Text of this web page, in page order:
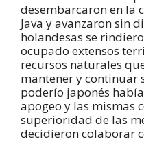
desembarcaron en la
Java y avanzaron sin
holandesas se
ocupado extensos
recursos naturales
mantener y continuar
poderío japonés
apogeo y las mismas
superioridad de las
decidieron colaborar